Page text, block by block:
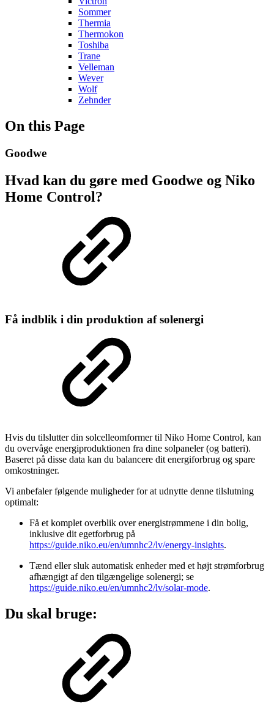
Sommer
Thermia
Thermokon
Toshiba
Trane
Velleman
Wever
Wolf
Zehnder
On this Page
Goodwe
Hvad kan du gøre med Goodwe og Niko
Home Control?
Få indblik i din produktion af solenergi
Hvis du tilslutter din solcelleomformer til Niko Home Control, kan
du overvåge energiproduktionen fra dine solpaneler (og batteri).
Baseret på disse data kan du balancere dit energiforbrug og spare
omkostninger.
Vi anbefaler følgende muligheder for at udnytte denne tilslutning
optimalt:
Få et komplet overblik over energistrømmene i din bolig,
inklusive dit egetforbrug på
https://guide.niko.eu/en/umnhc2/lv/energy-insights.
Tænd eller sluk automatisk enheder med et højt strømforbrug
afhængigt af den tilgængelige solenergi; se
https://guide.niko.eu/en/umnhc2/lv/solar-mode.
Du skal bruge: